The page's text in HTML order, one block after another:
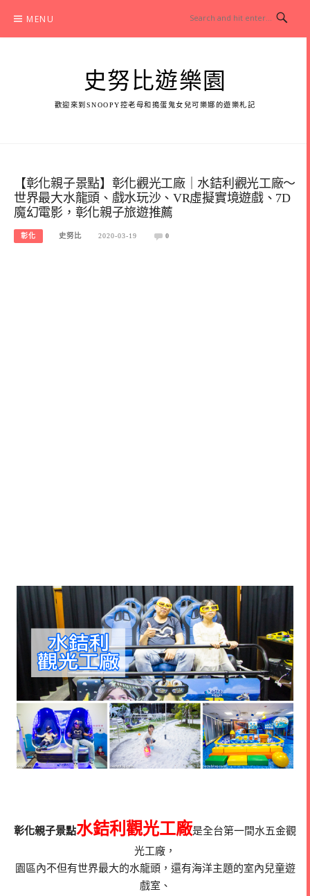
content
MENU
史努比遊樂園
歡迎來到SNOOPY控老母和搗蛋鬼女兒可樂娜的遊樂札記
【彰化親子景點】彰化觀光工廠｜水銡利觀光工廠～
世界最大水龍頭、戲水玩沙、VR虛擬實境遊戲、7D
魔幻電影，彰化親子旅遊推薦
彰化 史努比 2020-03-19 0
彰化親子景點水銡利觀光工廠是全台第一間水五金觀
光工廠，
園區內不但有世界最大的水龍頭，還有海洋主題的室內兒童遊
戲室、